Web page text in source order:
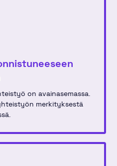
on avainasemassa.
merkityksestä